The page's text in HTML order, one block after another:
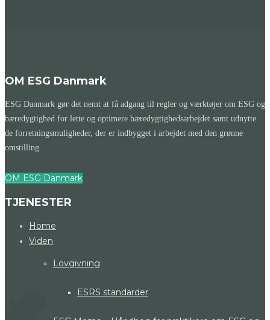
OM ESG Danmark
ESG Danmark gør det nemt at få adgang til regler og værktøjer om ESG og
bæredygtighed for lette og optimere bæredygtighedsarbejdet samt udnytte
de forretningsmuligheder, der er indbygget i arbejdet med den grønne
omstilling.
OM ESG Danmark
TJENESTER
Home
Viden
Lovgivning
ESRS standarder